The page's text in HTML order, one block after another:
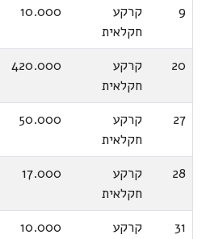
9
קרקע
חקלאית
10.000
20
קרקע
חקלאית
420.000
27
קרקע
חקלאית
50.000
28
קרקע
חקלאית
17.000
31
קרקע
10.000